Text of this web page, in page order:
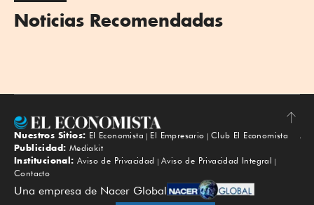
Noticias Recomendadas
Subir
Nuestros Sitios: El Economista El Empresario
Club El Economista
Publicidad: Mediakit
Institucional: Aviso de Privacidad
Aviso de Privacidad Integral
Contacto
Una empresa de Nacer Global